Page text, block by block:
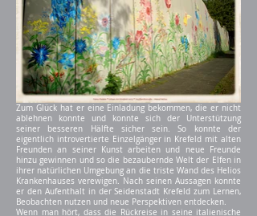
Zum Glück hat er eine Einladung bekommen, die er nicht
ablehnen konnte und konnte sich der Unterstützung
seiner besseren Hälfte sicher sein. So konnte der
eigentlich introvertierte Einzelgänger in Krefeld mit alten
Freunden an seiner Kunst arbeiten und neue Freunde
hinzu gewinnen und so die bezaubernde Welt der Elfen in
ihrer natürlichen Umgebung an die triste Wand des Helios
Krankenhauses verewigen. Nach seinen Aussagen konnte
er den Aufenthalt in der Seidenstadt Krefeld zum Lernen,
Beobachten nutzen und neue Perspektiven entdecken.
Wenn man hört, dass die Rückreise in seine italienische